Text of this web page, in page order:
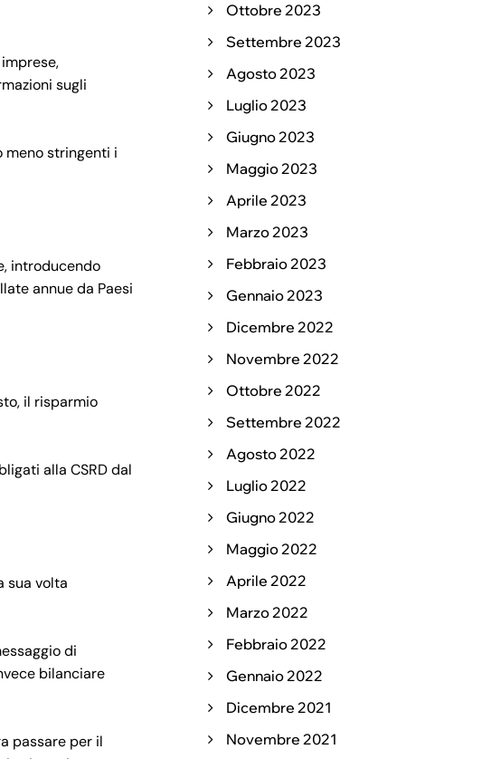
sugli
meno stringenti i
introducendo
annue da Paesi
il risparmio
alla CSRD dal
sua volta
di
bilanciare
passare per il
Ottobre 2023
Settembre 2023
Agosto 2023
Luglio 2023
Giugno 2023
Maggio 2023
Aprile 2023
Marzo 2023
Febbraio 2023
Gennaio 2023
Dicembre 2022
Novembre 2022
Ottobre 2022
Settembre 2022
Agosto 2022
Luglio 2022
Giugno 2022
Maggio 2022
Aprile 2022
Marzo 2022
Febbraio 2022
Gennaio 2022
Dicembre 2021
Novembre 2021